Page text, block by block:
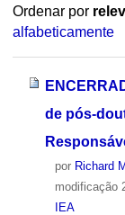
Ordenar por
alfabeticamente
de pós-
por Richard
modificação
IEA